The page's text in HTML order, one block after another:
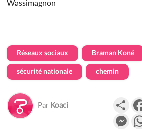
Wassimagnon
Réseaux sociaux Braman Koné
sécurité nationale chemin
Par Koaci